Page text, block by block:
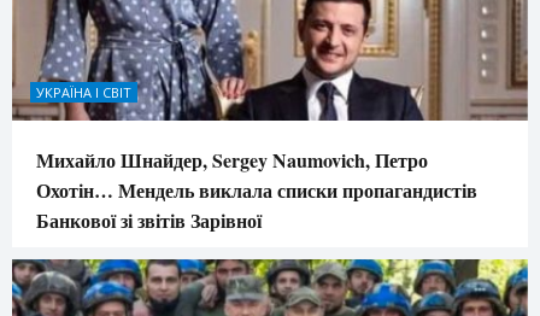
УКРАЇНА І СВІТ
Михайло Шнайдер, Sergey Naumovich, Петро
Охотін… Мендель виклала списки пропагандистів
Банкової зі звітів Зарівної